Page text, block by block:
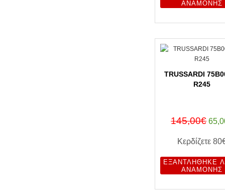
ΑΝΑΜΟΝΉΣ
TRUSSARDI
R245
145,00€
Κερδίζετε
ΕΞΑΝΤΛΉΘΗΚΕ
ΑΝΑΜΟΝΉΣ